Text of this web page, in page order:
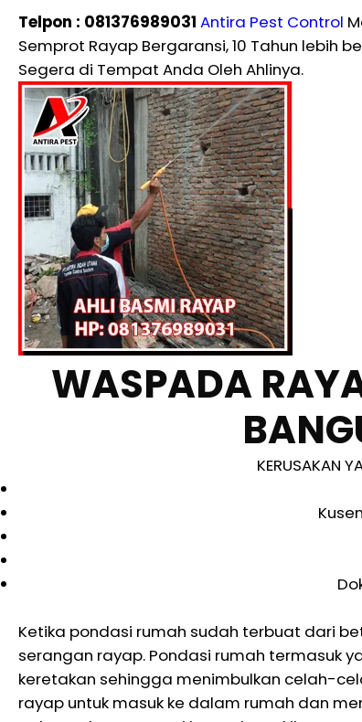
Telpon : 081376989031 Antira Pest Control
Semprot Rayap Bergaransi, 10 Tahun lebih
Segera di Tempat Anda Oleh Ahlinya.
WASPADA
KERUSAKAN
Ketika pondasi rumah sudah terbuat dari
serangan rayap. Pondasi rumah termasuk
keretakan sehingga menimbulkan celah-
rayap untuk masuk ke dalam rumah dan